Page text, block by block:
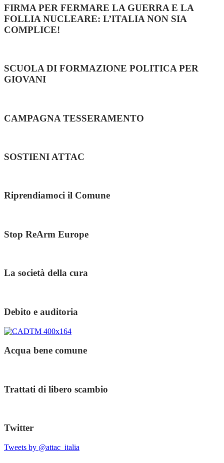
FIRMA PER FERMARE LA GUERRA E LA
FOLLIA NUCLEARE: L’ITALIA NON SIA
COMPLICE!
SCUOLA DI FORMAZIONE POLITICA PER
GIOVANI
CAMPAGNA TESSERAMENTO
SOSTIENI ATTAC
Riprendiamoci il Comune
Stop ReArm Europe
La società della cura
Debito e auditoria
Acqua bene comune
Trattati di libero scambio
Twitter
Tweets by @attac_italia